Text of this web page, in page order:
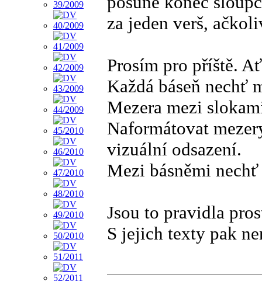
za jeden verš,
Prosím pro příště.
Každá báseň nechť
Mezera mezi
Naformátovat
vizuální odsazení.
Mezi básněmi
Jsou to pravidla
S jejich texty pak